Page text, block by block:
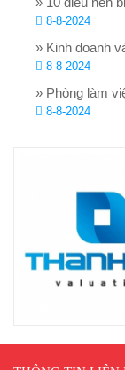
8-8-2024
» Kinh doanh
8-8-2024
» Phòng làm
8-8-2024